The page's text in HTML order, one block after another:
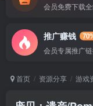
会员免费下载
推广赚钱
会员专属推广
首页 资源分享 游戏